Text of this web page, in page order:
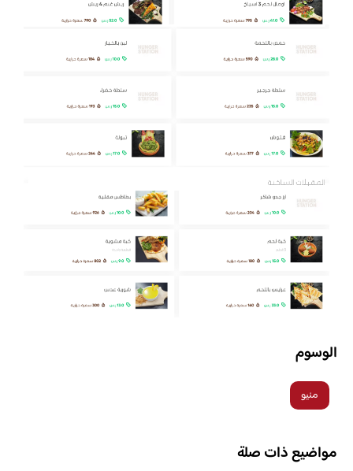
الوسوم
منيو
مواضيع ذات صلة